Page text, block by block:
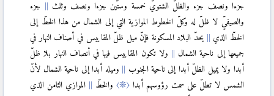
جزءا ونصف جزء والظلّ الشتويّ خمسة وستّين جزءا ونصف وثلث
جزء
والصيفيّ لا ظلّ له وكلّ الخطوط الموازية التي إلى الشمال من هذا الخطّ إلى
الخطّ الذي
يحدّ البلاد المسكونة فإنّ ميل ظلّ المقاييس في أصناف النهار في
جميعها إلى ناحية الشمال
ولا تكون المقاييس فيها في أنصاف النهار بلا ظلّ
أبدا ولا يميل الظلّ أبدا إلى ناحية الجنوب
وميله أبدا إلى ناحية الشمال لأنّ
الشمس لا تطلّ على سمت رؤوسهم أبدا 〈❊〉والخطّ
الموازي الثامن الذي